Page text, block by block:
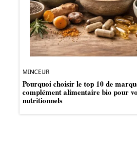
MINCEUR
Pourquoi choisir le top 10 de
complément alimentaire bio pour
nutritionnels